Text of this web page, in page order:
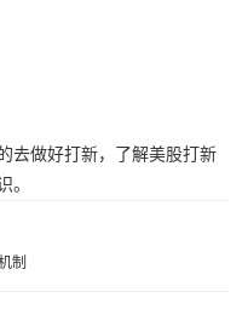
做好打新，了解美股打新
。
制